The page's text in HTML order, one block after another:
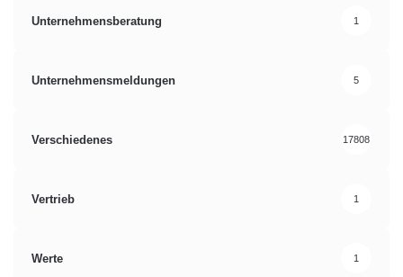
Unternehmensberatung 1
Unternehmensmeldungen 5
Verschiedenes 17808
Vertrieb 1
Werte 1